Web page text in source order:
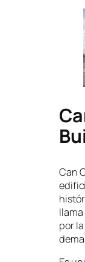
Can
por